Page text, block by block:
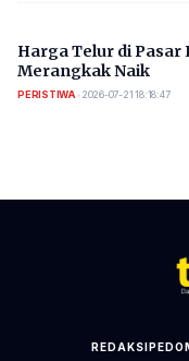
Harga Telur di Pasar
Merangkak Naik
PERISTIWA• 2026-07-21 18:18:47
REDAKSI